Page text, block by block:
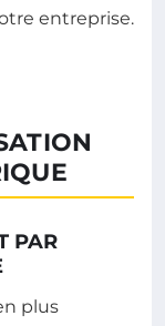
PAR
plus